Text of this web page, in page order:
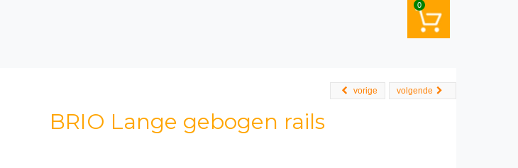
0
volgende
vorige
BRIO Lange gebogen rails